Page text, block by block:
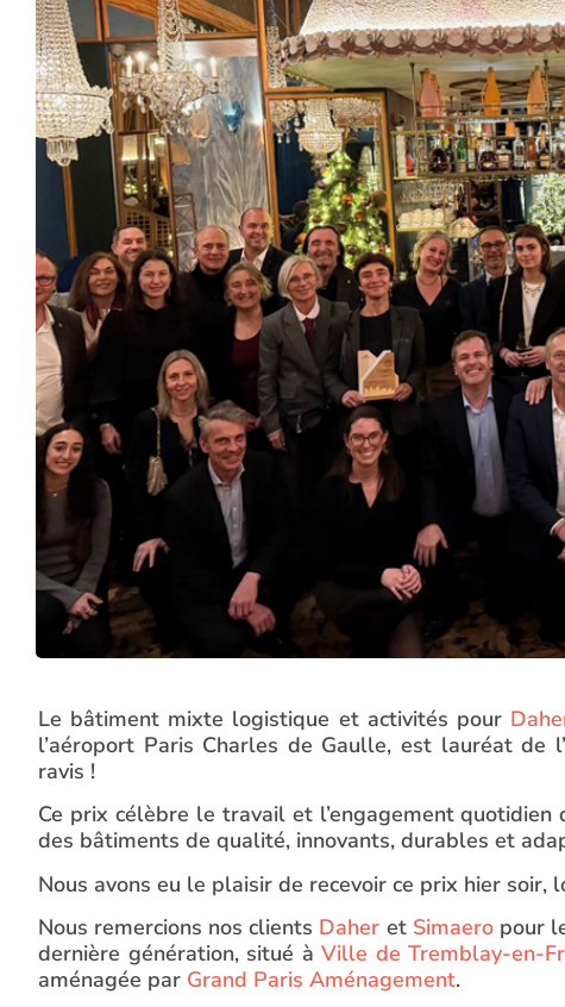
Le bâtiment mixte logistique et activités pour
l’aéroport Paris Charles de Gaulle, est lauréat de
ravis !
Ce prix célèbre le travail et l’engagement
des bâtiments de qualité, innovants, durables et
Nous avons eu le plaisir de recevoir ce prix hier soir,
Nous remercions nos clients Daher et Simaeropour
dernière génération, situé àVille de Tremblay-en-
aménagée par Grand Paris Aménagement.